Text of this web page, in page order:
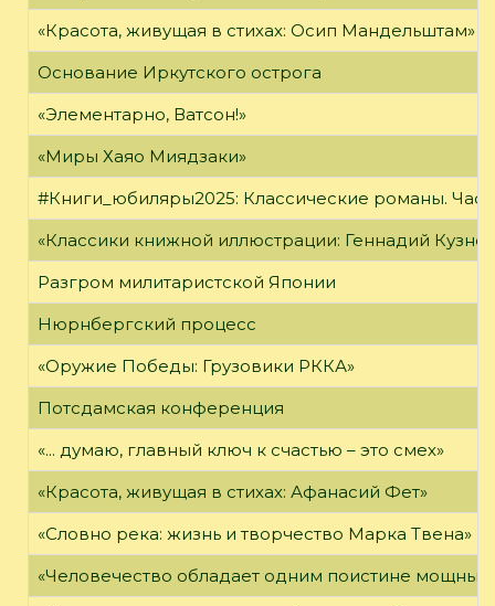
«Красота, живущая в стихах: Осип Мандельштам»
Основание Иркутского острога
«Элементарно, Ватсон!»
«Миры Хаяо Миядзаки»
#Книги_юбиляры2025: Классические романы.
«Классики книжной иллюстрации: Геннадий
Разгром милитаристской Японии
Нюрнбергский процесс
«Оружие Победы: Грузовики РККА»
Потсдамская конференция
«... думаю, главный ключ к счастью – это смех»
«Красота, живущая в стихах: Афанасий Фет»
«Словно река: жизнь и творчество Марка Твена»
«Человечество обладает одним поистине